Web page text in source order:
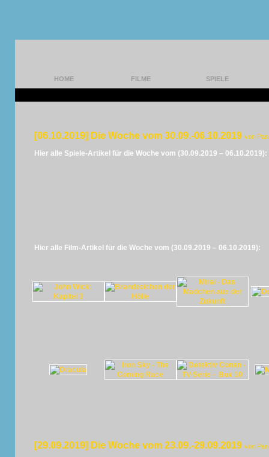
HOME FILME SPIELE
[06.10.2019] Die Woche vom 30.09.-06.10.2019 von
Hier alle Spiele-Artikel für die Woche vom (30.09.2019 – 06.10.2019):
Hier alle Film-Artikel für die Woche vom (30.09.2019 – 06.10.2019):
[29.09.2019] Die Woche vom 23.09.-29.09.2019 von